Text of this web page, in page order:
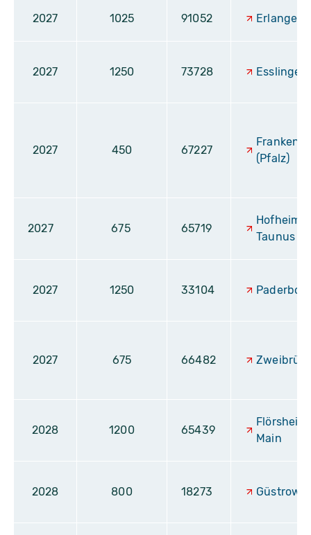
2027 1025 91052 Erlangen
2027 1250 73728 Esslingen
2027 450 67227
(Pfalz)
2027 675 65719
Hofheim
Taunus
2027 1250 33104
2027 675 66482
2028 1200 65439
Flörsheim
Main
2028 800 18273 Güstrow